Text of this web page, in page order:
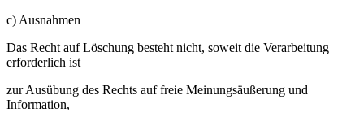
c) Ausnahmen
Das Recht auf Löschung besteht nicht, soweit die Verarbeitung
erforderlich ist
zur Ausübung des Rechts auf freie Meinungsäußerung und
Information,